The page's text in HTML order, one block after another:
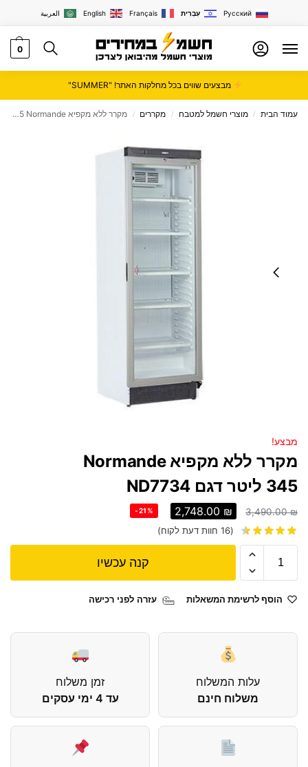
العربية English Français עִבְרִית Русский
0
מבצעים שווים בכל מחלקות האתר! "SUMMER"
עמוד הבית / מוצרי חשמל למטבח / מקררים / מקרר ‏ללא מקפיא Normande ‏345 ‏ליטר דגם ND7734
מבצע!
מקרר ‏ללא מקפיא Normande
3,490.00₪
2,748.00 ₪
-21%
(
16 חוות דעת לקוח)
קנה עכשיו
הוסף לרשימת המשאלות עזרה לפני רכישה
עלות המשלוח
משלוח חינם
זמן משלוח
עד 4 ימי עסקים